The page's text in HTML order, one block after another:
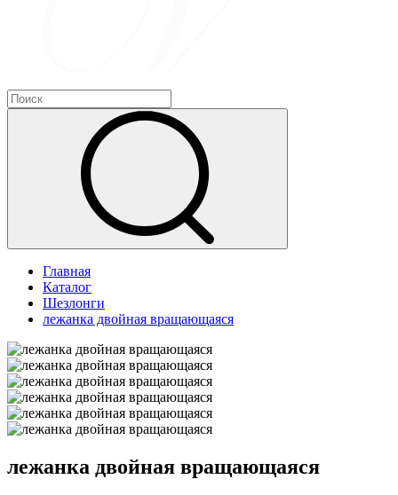
Главная
Каталог
Шезлонги
лежанка двойная вращающаяся
лежанка двойная вращающаяся